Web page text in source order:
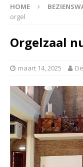
HOME
orgel
Orgelzaal
maart 14, 2025